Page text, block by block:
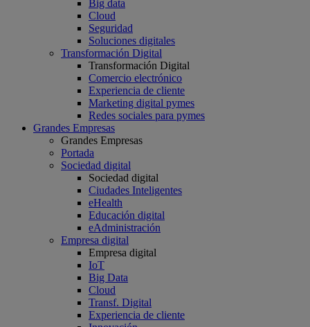
Big data
Cloud
Seguridad
Soluciones digitales
Transformación Digital
Transformación Digital
Comercio electrónico
Experiencia de cliente
Marketing digital pymes
Redes sociales para pymes
Grandes Empresas
Grandes Empresas
Portada
Sociedad digital
Sociedad digital
Ciudades Inteligentes
eHealth
Educación digital
eAdministración
Empresa digital
Empresa digital
IoT
Big Data
Cloud
Transf. Digital
Experiencia de cliente